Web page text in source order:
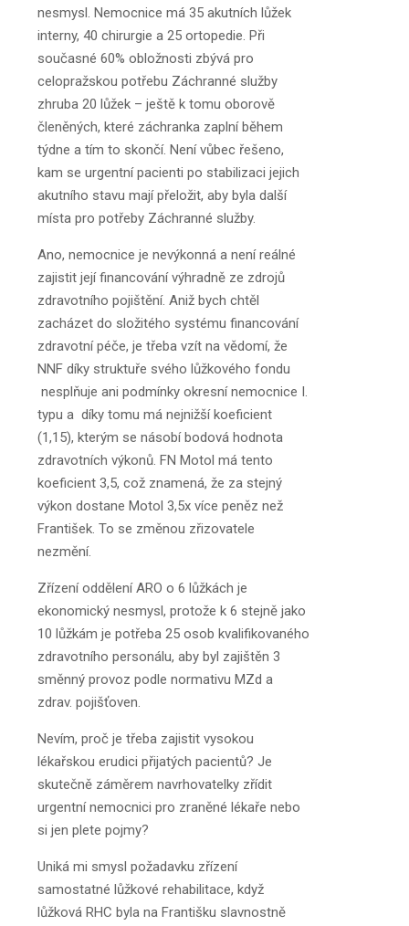
nesmysl. Nemocnice má 35 akutních lůžek
interny, 40 chirurgie a 25 ortopedie. Při
současné 60% obložnosti zbývá pro
celopražskou potřebu Záchranné služby
zhruba 20 lůžek – ještě k tomu oborově
členěných, které záchranka zaplní během
týdne a tím to skončí. Není vůbec řešeno,
kam se urgentní pacienti po stabilizaci jejich
akutního stavu mají přeložit, aby byla další
místa pro potřeby Záchranné služby.
Ano, nemocnice je nevýkonná a není reálné
zajistit její financování výhradně ze zdrojů
zdravotního pojištění. Aniž bych chtěl
zacházet do složitého systému financování
zdravotní péče, je třeba vzít na vědomí, že
NNF díky struktuře svého lůžkového fondu
nesplňuje ani podmínky okresní nemocnice I.
typu a díky tomu má nejnižší koeficient
(1,15), kterým se násobí bodová hodnota
zdravotních výkonů. FN Motol má tento
koeficient 3,5, což znamená, že za stejný
výkon dostane Motol 3,5x více peněz než
František. To se změnou zřizovatele
nezmění.
Zřízení oddělení ARO o 6 lůžkách je
ekonomický nesmysl, protože k 6 stejně jako
10 lůžkám je potřeba 25 osob kvalifikovaného
zdravotního personálu, aby byl zajištěn 3
směnný provoz podle normativu MZd a
zdrav. pojišťoven.
Nevím, proč je třeba zajistit vysokou
lékařskou erudici přijatých pacientů? Je
skutečně záměrem navrhovatelky zřídit
urgentní nemocnici pro zraněné lékaře nebo
si jen plete pojmy?
Uniká mi smysl požadavku zřízení
samostatné lůžkové rehabilitace, když
lůžková RHC byla na Františku slavnostně